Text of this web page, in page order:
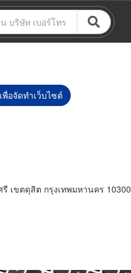
อจัดทำเว็บไซต์
เขตดุสิต กรุงเทพมหานคร 10300